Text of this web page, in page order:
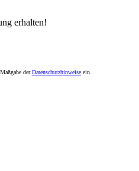
erhalten!
derDatenschutzhinweise ein.